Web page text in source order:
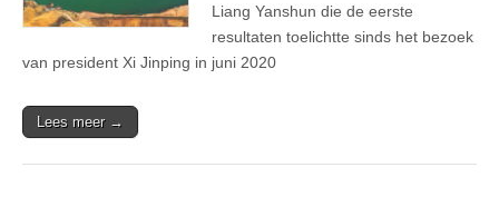
Liang Yanshun die de eerste
resultaten toelichtte sinds het bezoek
van president Xi Jinping in juni 2020
Lees meer →